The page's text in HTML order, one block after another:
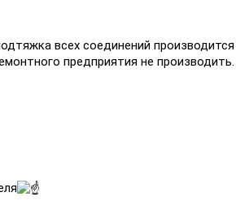
всех соединений производится
предприятия не производить.